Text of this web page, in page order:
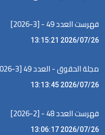
فهرست العدد 49 - [3-2026]
2026/07/26 13:15:21
مجلة الحقوق - العدد 49 [3-2026]
2026/07/26 13:13:45
فهرست العدد 48 - [2-2026]
2026/07/26 13:06:17